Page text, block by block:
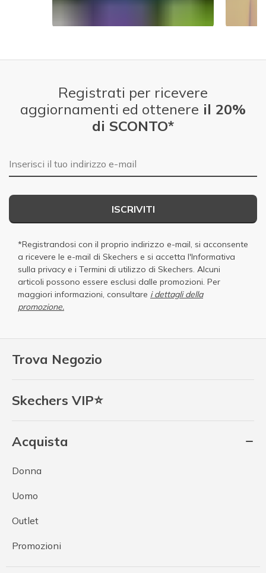
Trova Negozio
Skechers VIP⭐
Acquista
Donna
Uomo
Outlet
Promozioni
Registrati per ricevere
aggiornamenti ed ottenere il 20%
di SCONTO*
E-mail
ISCRIVITI
*Registrandosi con il proprio indirizzo e-mail, si acconsente
a ricevere le e-mail di Skechers e si accetta l'Informativa
sulla privacy e i Termini di utilizzo di Skechers. Alcuni
articoli possono essere esclusi dalle promozioni. Per
maggiori informazioni, consultare i dettagli della
promozione.